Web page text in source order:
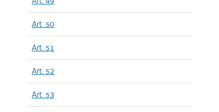
Art. 50
Art. 51
Art. 52
Art. 53